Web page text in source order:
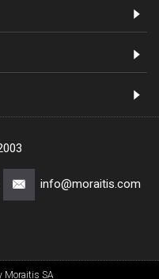
info@moraitis.com
Moraitis SA